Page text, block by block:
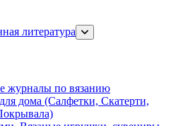
литература
журналы по вязанию
дома (Салфетки, Скатерти,